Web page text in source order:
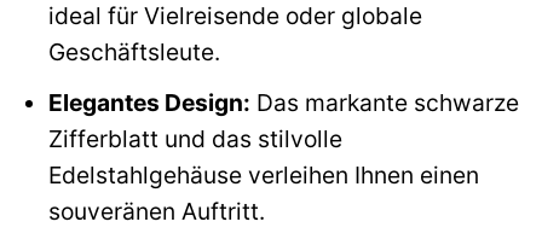
ideal für Vielreisende oder globale
Geschäftsleute.
Elegantes Design: Das markante schwarze
Zifferblatt und das stilvolle
Edelstahlgehäuse verleihen Ihnen einen
souveränen Auftritt.